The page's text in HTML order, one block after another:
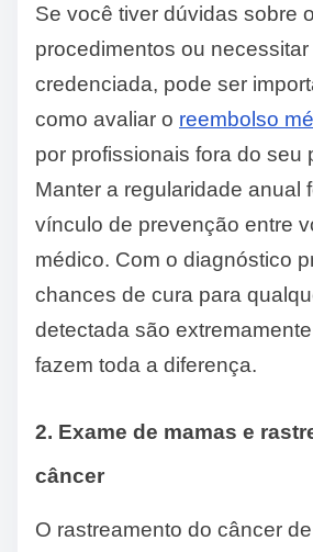
Se você tiver dúvidas sobre
procedimentos ou
credenciada, pode ser
como avaliar o reembolso
por profissionais fora do seu
Manter a regularidade anual
vínculo de prevenção entre
médico. Com o diagnóstico
chances de cura para
detectada são
fazem toda a diferença.
2. Exame de mamas e
câncer
O rastreamento do câncer